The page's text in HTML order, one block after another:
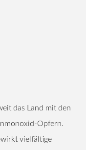
das Land mit den
Opfern.
vielfältige